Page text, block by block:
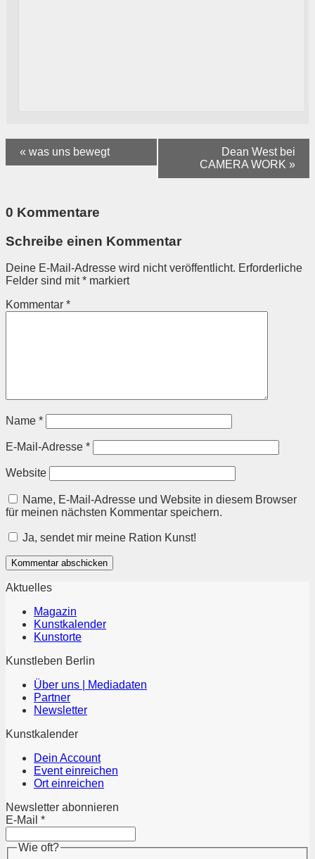
« was uns bewegt
Dean West bei
CAMERA WORK »
0 Kommentare
Schreibe einen Kommentar
Deine E-Mail-Adresse wird nicht veröffentlicht. Erforderliche
Felder sind mit* markiert
Kommentar *
Name *
E-Mail-Adresse *
Website
Name, E-Mail-Adresse und Website in diesem Browser
für meinen nächsten Kommentar speichern.
Ja, sendet mir meine Ration Kunst!
Aktuelles
Magazin
Kunstkalender
Kunstorte
Kunstleben Berlin
Über uns | Mediadaten
Partner
Newsletter
Kunstkalender
Dein Account
Event einreichen
Ort einreichen
Newsletter abonnieren
E-Mail *
Wie oft?